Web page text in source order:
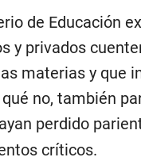
de Educación
y privados
materias y que
no, también
perdido
críticos.